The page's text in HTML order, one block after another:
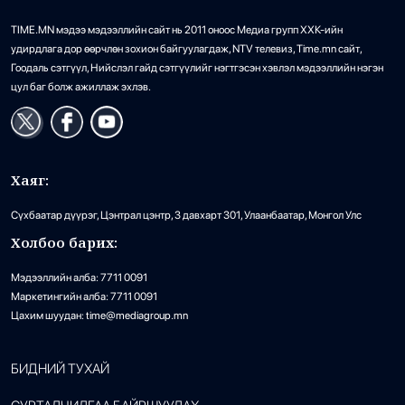
TIME.MN мэдээ мэдээллийн сайт нь 2011 оноос Медиа групп ХХК-ийн
удирдлага дор өөрчлөн зохион байгуулагдаж, NTV телевиз, Time.mn сайт,
Гоодаль сэтгүүл, Нийслэл гайд сэтгүүлийг нэгтгэсэн хэвлэл мэдээллийн нэгэн
цул баг болж ажиллаж эхлэв.
Хаяг:
Сүхбаатар дүүрэг, Цэнтрал цэнтр, 3 давхарт 301, Улаанбаатар, Монгол Улс
Холбоо барих:
Мэдээллийн алба: 7711 0091
Маркетингийн алба: 7711 0091
Цахим шуудан: time@mediagroup.mn
БИДНИЙ ТУХАЙ